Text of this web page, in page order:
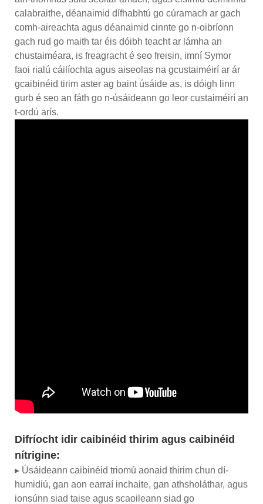
calabraithe, déanaimid dífhabhtú go cúramach ar gach
comh-aireachta agus déanaimid cinnte go n-oibríonn
gach rud go maith tar éis dóibh teacht ar lámha an
chustaiméara, is freagracht é seo freisin, imní Symor
faoi rialú cáilíochta agus aiseolas na gcustaiméirí ar ár
gcaibinéid tirim aster ag baint úsáide as, is dóigh linn
gurb é seo an fáth go n-úsáideann go leor custaiméirí an
t-ordú arís.
Difríocht idir caibinéid thirim agus caibinéid
nítrigine:
▸ Úsáideann caibinéid triomú aonaid thirim chun dí-
humidiú, gan aon earraí inchaite, gan athsholáthar, agus
ionsúnn siad taise agus scaoileann siad go